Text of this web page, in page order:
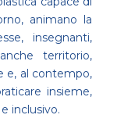
animano la
insegnanti,
territorio,
e, al contempo,
insieme,
inclusivo.